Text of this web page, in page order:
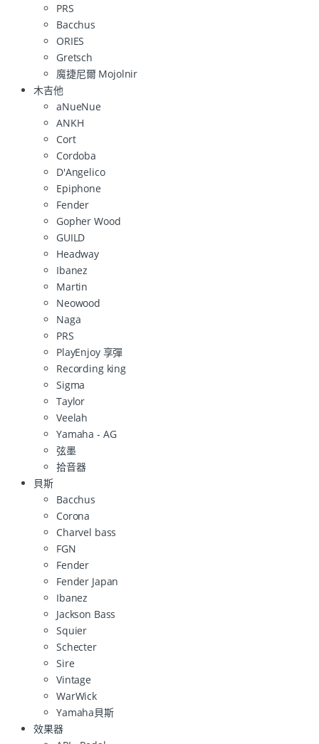
PRS
Bacchus
ORIES
Gretsch
魔捷尼爾 Mojolnir
木吉他
aNueNue
ANKH
Cort
Cordoba
D'Angelico
Epiphone
Fender
Gopher Wood
GUILD
Headway
Ibanez
Martin
Neowood
Naga
PRS
PlayEnjoy 享彈
Recording king
Sigma
Taylor
Veelah
Yamaha - AG
弦墨
拾音器
貝斯
Bacchus
Corona
Charvel bass
FGN
Fender
Fender Japan
Ibanez
Jackson Bass
Squier
Schecter
Sire
Vintage
WarWick
Yamaha貝斯
效果器